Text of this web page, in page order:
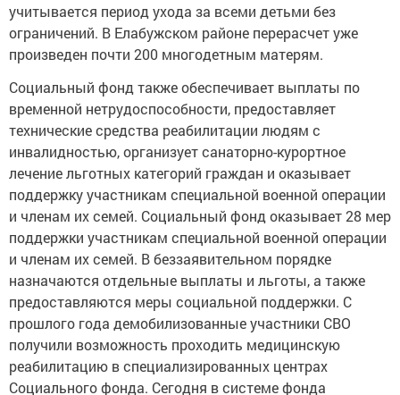
учитывается период ухода за всеми детьми без
ограничений. В Елабужском районе перерасчет уже
произведен почти 200 многодетным матерям.
Социальный фонд также обеспечивает выплаты по
временной нетрудоспособности, предоставляет
технические средства реабилитации людям с
инвалидностью, организует санаторно-курортное
лечение льготных категорий граждан и оказывает
поддержку участникам специальной военной операции
и членам их семей. Социальный фонд оказывает 28 мер
поддержки участникам специальной военной операции
и членам их семей. В беззаявительном порядке
назначаются отдельные выплаты и льготы, а также
предоставляются меры социальной поддержки. С
прошлого года демобилизованные участники СВО
получили возможность проходить медицинскую
реабилитацию в специализированных центрах
Социального фонда. Сегодня в системе фонда